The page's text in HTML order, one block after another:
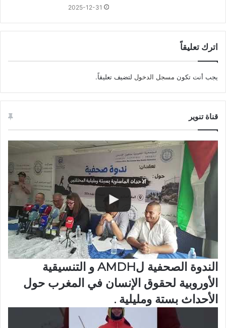
2025-12-31
اترك تعليقاً
يجب أنت تكون مسجل الدخول لتضيف تعليقاً.
قناة تنوير
الندوة الصحفية لAMDH و التنسيقية
الأوروبية لحقوق الإنسان في المغرب حول
الأحداث بستة ومليلية .